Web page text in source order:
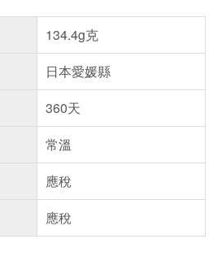
134.4g克
日本愛媛縣
360天
常溫
應稅
應稅